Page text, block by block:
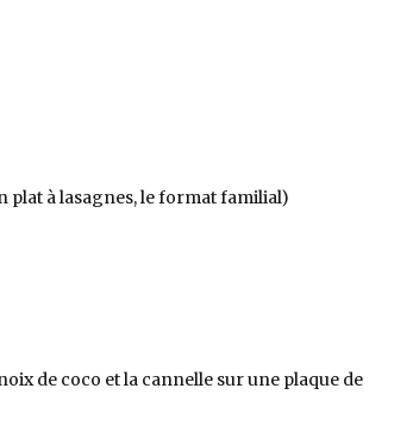
plat à lasagnes, le format familial)
de coco et la cannelle sur une plaque de